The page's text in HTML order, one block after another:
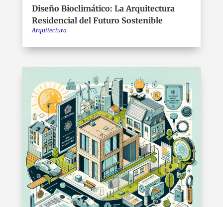
Diseño Bioclimático: La Arquitectura
Residencial del Futuro Sostenible
Arquitectura